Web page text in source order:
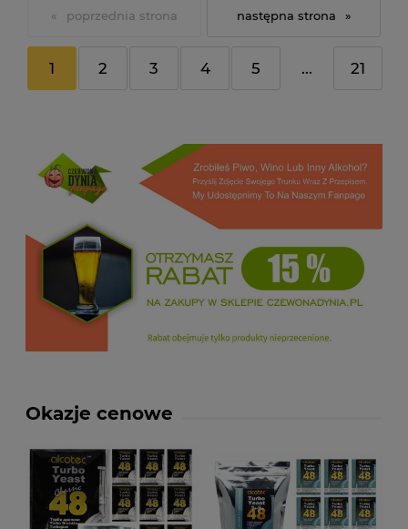
«
1 2 3 4 5 ... 21
»
Okazje cenowe